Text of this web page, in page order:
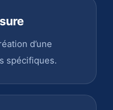
d’une
spécifiques.